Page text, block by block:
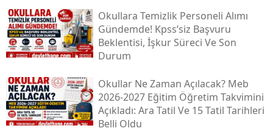
Okullara Temizlik Personeli Alımı
Gündemde! Kpss’siz Başvuru
Beklentisi, İşkur Süreci Ve Son
Durum
Okullar Ne Zaman Açılacak? Meb
2026-2027 Eğitim Öğretim Takvimini
Açıkladı: Ara Tatil Ve 15 Tatil Tarihleri
Belli Oldu